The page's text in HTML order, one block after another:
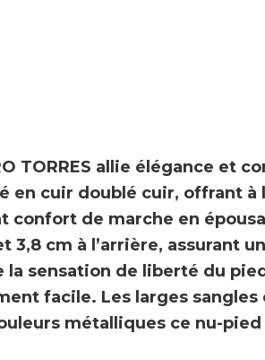
TORRES allie élégance et
en cuir doublé cuir, offrant à
confort de marche en
3,8 cm à l’arrière, assurant
sensation de liberté du
facile. Les larges
métalliques ce nu-pied